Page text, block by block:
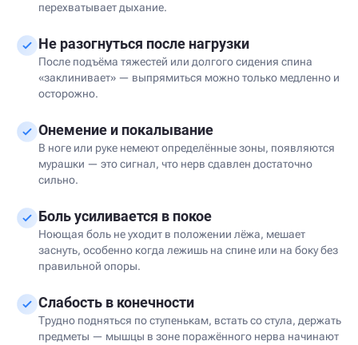
перехватывает дыхание.
Не разогнуться после нагрузки
После подъёма тяжестей или долгого сидения спина
«заклинивает» — выпрямиться можно только медленно и
осторожно.
Онемение и покалывание
В ноге или руке немеют определённые зоны, появляются
мурашки — это сигнал, что нерв сдавлен достаточно
сильно.
Боль усиливается в покое
Ноющая боль не уходит в положении лёжа, мешает
заснуть, особенно когда лежишь на спине или на боку без
правильной опоры.
Слабость в конечности
Трудно подняться по ступенькам, встать со стула, держать
предметы — мышцы в зоне поражённого нерва начинают